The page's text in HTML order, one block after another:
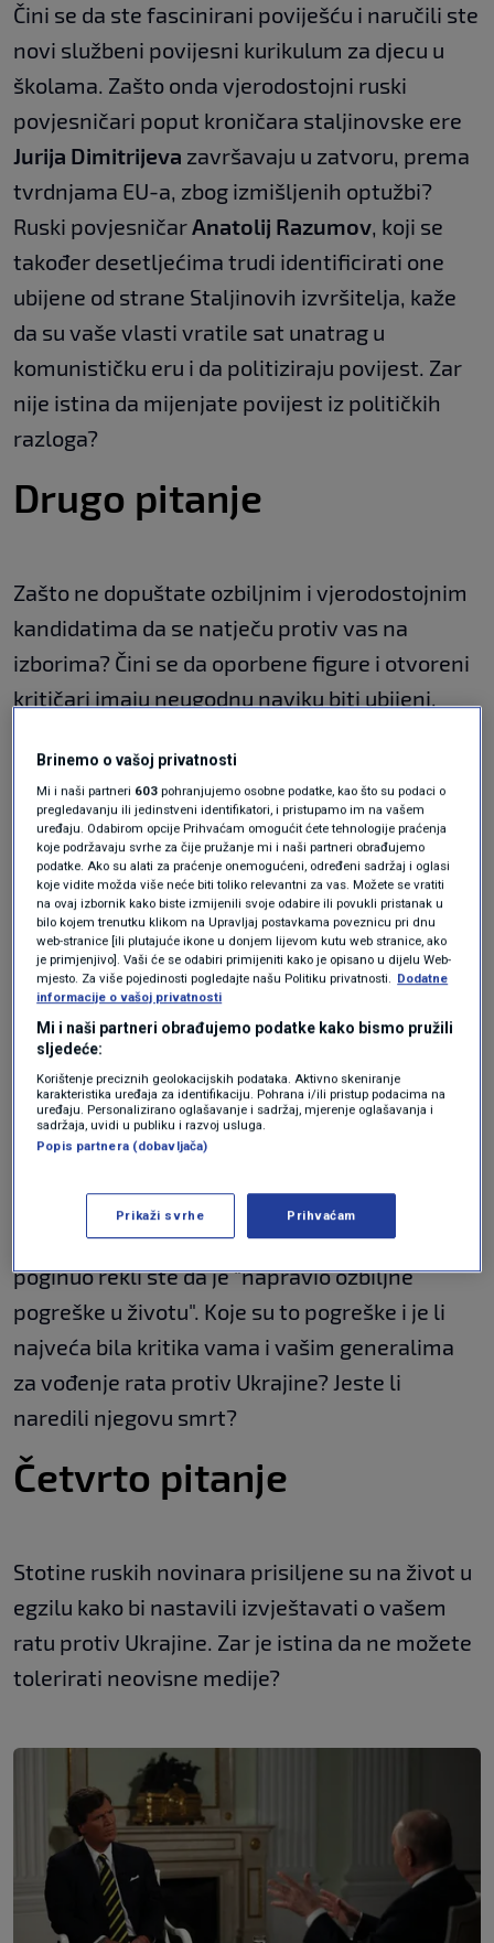
Čini se da ste fascinirani poviješću i naručili ste
novi službeni povijesni kurikulum za djecu u
školama. Zašto onda vjerodostojni ruski
povjesničari poput kroničara staljinovske ere
Jurija Dimitrijeva završavaju u zatvoru, prema
tvrdnjama EU-a, zbog izmišljenih optužbi?
Ruski povjesničarAnatolij Razumov, koji se
također desetljećima trudi identificirati one
ubijene od strane Staljinovih izvršitelja, kaže
da su vaše vlasti vratile sat unatrag u
komunističku eru i da politiziraju povijest. Zar
nije istina da mijenjate povijest iz političkih
razloga?
Drugo pitanje
Zašto ne dopuštate ozbiljnim i vjerodostojnim
kandidatima da se natječu protiv vas na
izborima? Čini se da oporbene figure i otvoreni
kritičari imaju neugodnu naviku biti ubijeni,
nekoliko puta blizu Crvenog trga, ili biti
otrovani i završiti u zatvoru poputAlekseja
Navaljnog. Najmanje što se može reći jest da je
ovo nezgodan obrazac koji sugerira da nemate
kontrolu, a u najgorem slučaju sugerira da je
sve ovo orkestrirano. Jeste li odgovorni za ove
ubojstva, pokušaje ubojstava i zatvaranja?
Treće pitanje
Jeste li bili iznenađeni kada se vaš stari
skupine Wagner,
Jevgenij Prigožin
protiv vas? Nakon avionske nesreće u kojoj je
poginuo rekli ste da je "napravio ozbiljne
pogreške u životu". Koje su to pogreške i je li
najveća bila kritika vama i vašim generalima
za vođenje rata protiv Ukrajine? Jeste li
naredili njegovu smrt?
Četvrto pitanje
Stotine ruskih novinara prisiljene su na život u
egzilu kako bi nastavili izvještavati o vašem
ratu protiv Ukrajine. Zar je istina da ne možete
tolerirati neovisne medije?
Brinemo o vašoj privatnosti
Mi i naši partneri 603 pohranjujemo osobne podatke, kao što su podaci o
pregledavanju ili jedinstveni identifikatori, i pristupamo im na vašem
uređaju. Odabirom opcije Prihvaćam omogućit ćete tehnologije praćenja
koje podržavaju svrhe za čije pružanje mi i naši partneri obrađujemo
podatke. Ako su alati za praćenje onemogućeni, određeni sadržaj i oglasi
koje vidite možda više neće biti toliko relevantni za vas. Možete se vratiti
na ovaj izbornik kako biste izmijenili svoje odabire ili povukli pristanak u
bilo kojem trenutku klikom na Upravljaj postavkama poveznicu pri dnu
web-stranice [ili plutajuće ikone u donjem lijevom kutu web stranice, ako
je primjenjivo]. Vaši će se odabiri primijeniti kako je opisano u dijelu Web-
mjesto. Za više pojedinosti pogledajte našu Politiku privatnosti. Dodatne
informacije o vašoj privatnosti
Mi i naši partneri obrađujemo podatke kako bismo pružili
sljedeće:
Korištenje preciznih geolokacijskih podataka. Aktivno skeniranje
karakteristika uređaja za identifikaciju. Pohrana i/ili pristup podacima na
uređaju. Personalizirano oglašavanje i sadržaj, mjerenje oglašavanja i
sadržaja, uvidi u publiku i razvoj usluga.
Popis partnera (dobavljača)
Prikaži svrhe Prihvaćam